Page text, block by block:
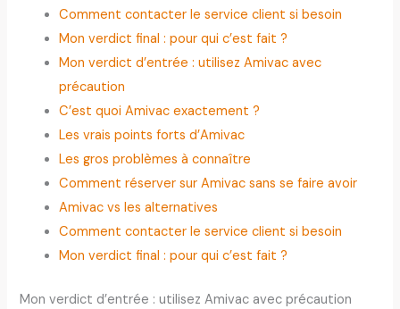
Comment contacter le service client si besoin
Mon verdict final : pour qui c’est fait ?
Mon verdict d’entrée : utilisez Amivac avec
précaution
C’est quoi Amivac exactement ?
Les vrais points forts d’Amivac
Les gros problèmes à connaître
Comment réserver sur Amivac sans se faire avoir
Amivac vs les alternatives
Comment contacter le service client si besoin
Mon verdict final : pour qui c’est fait ?
Mon verdict d’entrée : utilisez Amivac avec précaution